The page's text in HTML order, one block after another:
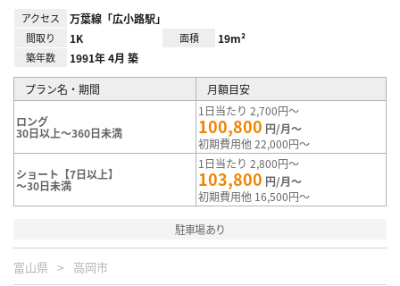
アクセス 万葉線「広小路駅」
間取り 1K 面積 19m²
築年数 1991年 4月 築
プラン名・期間 月額目安
ロング
30日以上～360日未満
1日当たり 2,700円～
100,800 円/月～
初期費用他 22,000円～
ショート【7日以上】
～30日未満
1日当たり 2,800円～
103,800 円/月～
初期費用他 16,500円～
駐車場あり
富山県 高岡市